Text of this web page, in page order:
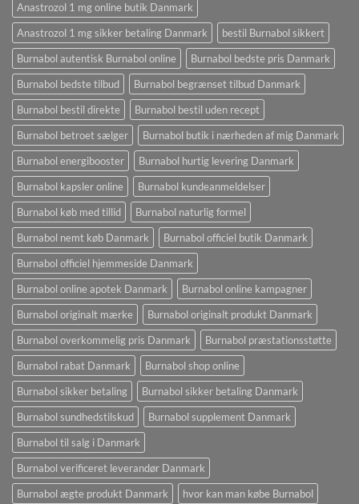
Anastrozol 1 mg online butik Danmark
Anastrozol 1 mg sikker betaling Danmark
bestil Burnabol sikkert
Burnabol autentisk Burnabol online
Burnabol bedste pris Danmark
Burnabol bedste tilbud
Burnabol begrænset tilbud Danmark
Burnabol bestil direkte
Burnabol bestil uden recept
Burnabol betroet sælger
Burnabol butik i nærheden af ​​mig Danmark
Burnabol energibooster
Burnabol hurtig levering Danmark
Burnabol kapsler online
Burnabol kundeanmeldelser
Burnabol køb med tillid
Burnabol naturlig formel
Burnabol nemt køb Danmark
Burnabol officiel butik Danmark
Burnabol officiel hjemmeside Danmark
Burnabol online apotek Danmark
Burnabol online kampagner
Burnabol originalt mærke
Burnabol originalt produkt Danmark
Burnabol overkommelig pris Danmark
Burnabol præstationsstøtte
Burnabol rabat Danmark
Burnabol shop online
Burnabol sikker betaling
Burnabol sikker betaling Danmark
Burnabol sundhedstilskud
Burnabol supplement Danmark
Burnabol til salg i Danmark
Burnabol verificeret leverandør Danmark
Burnabol ægte produkt Danmark
hvor kan man købe Burnabol